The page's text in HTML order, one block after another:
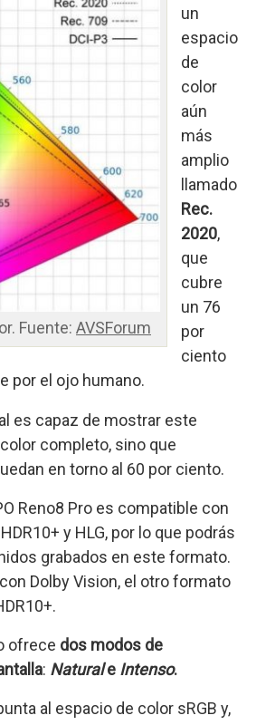
Fuente: AVSForum
un
espacio
de
color
aún
más
amplio
llamado
Rec.
2020,
que
cubre
un 76
por
ciento
por el ojo humano.
es capaz de mostrar este
completo, sino que
en torno al 60 por ciento.
Reno8 Pro es compatible con
y HLG, por lo que podrás
grabados en este formato.
Dolby Vision, el otro formato
ofrece dos modos de
: Naturale Intenso.
al espacio de color sRGB y,